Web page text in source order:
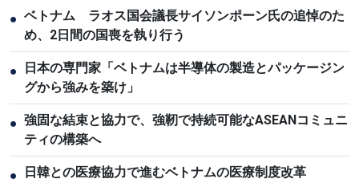
● ベトナム ラオス国会議長サイソンポーン氏の追悼のた
め、2日間の国喪を執り行う
●
日本の専門家「ベトナムは半導体の製造とパッケージン
グから強みを築け」
● 強固な結束と協力で、強靭で持続可能なASEANコミュニ
ティの構築へ
● 日韓との医療協力で進むベトナムの医療制度改革